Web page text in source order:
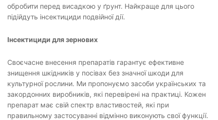
обробити перед висадкою у ґрунт. Найкраще для цього
підійдуть інсектициди подвійної дії.
Інсектициди для зернових
Своєчасне внесення препаратів гарантує ефективне
знищення шкідників у посівах без значної шкоди для
культурної рослини. Ми пропонуємо засоби українських та
закордонних виробників, які перевірені на практиці. Кожен
препарат має свій спектр властивостей, які при
правильному застосуванні відмінно виконують свої функції.